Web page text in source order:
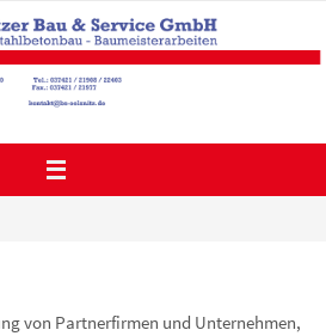
von Partnerfirmen und Unternehmen,